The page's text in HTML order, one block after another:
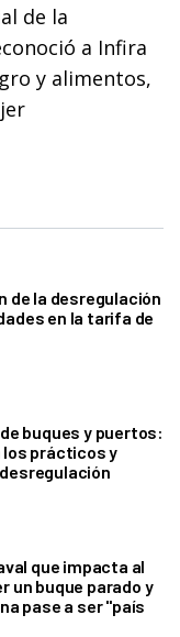
de la
a Infira
y alimentos,
de la desregulación
en la tarifa de
buques y puertos:
los prácticos y
que impacta al
un buque parado y
pase a ser "país